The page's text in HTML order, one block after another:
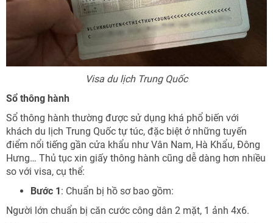
Visa du lịch Trung Quốc
Sổ thông hành
Sổ thông hành thường được sử dụng khá phổ biến với
khách du lịch Trung Quốc tự túc, đặc biệt ở những tuyến
điểm nổi tiếng gần cửa khẩu như Vân Nam, Hà Khẩu, Đông
Hưng… Thủ tục xin giấy thông hành cũng dễ dàng hơn nhiều
so với visa, cụ thể:
Bước 1: Chuẩn bị hồ sơ bao gồm:
Người lớn chuẩn bị căn cước công dân 2 mặt, 1 ảnh 4x6.